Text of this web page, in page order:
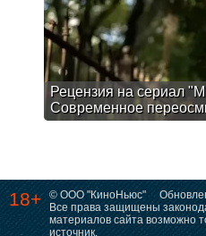
Рецензия на сериал
Современное
18+ © ООО "КиноНьюс"
Все права защищены
материалов сайта возможно
источник.